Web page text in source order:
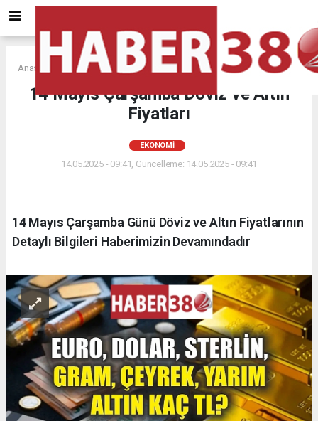
Anasayfa EKONOMİ
14 Mayıs Çarşamba Döviz ve Altın
Fiyatları
EKONOMİ
14.05.2025 - 09:41, Güncelleme: 14.05.2025 - 09:41
14 Mayıs Çarşamba Günü Döviz ve Altın Fiyatlarının
Detaylı Bilgileri Haberimizin Devamındadır